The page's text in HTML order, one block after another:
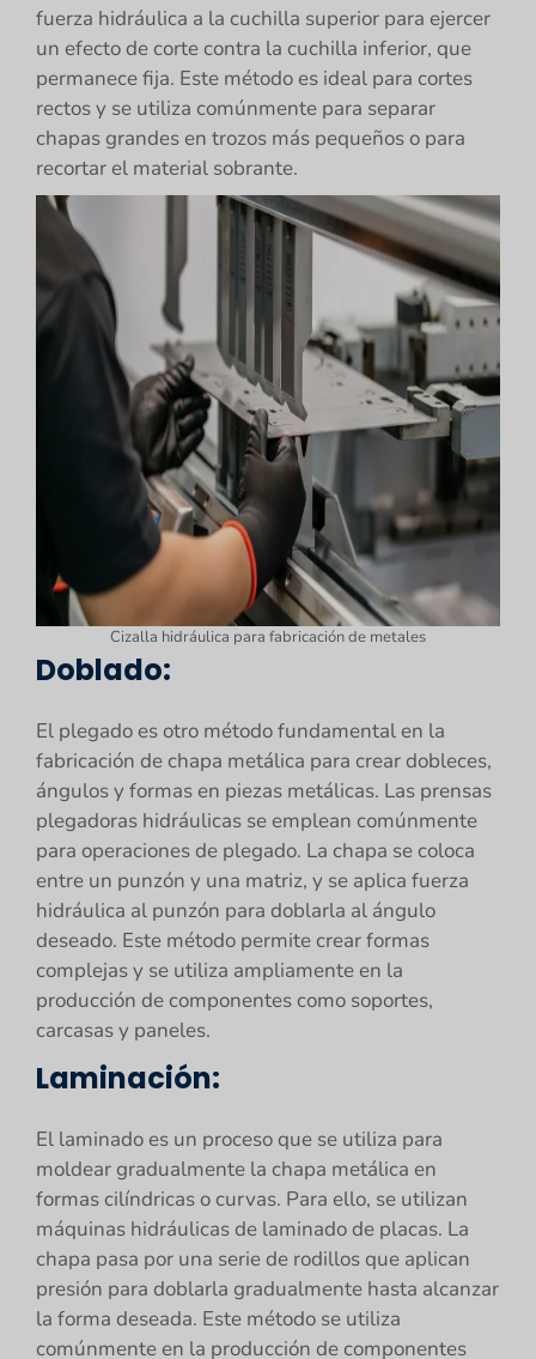
fuerza hidráulica a la cuchilla superior para ejercer
un efecto de corte contra la cuchilla inferior, que
permanece fija. Este método es ideal para cortes
rectos y se utiliza comúnmente para separar
chapas grandes en trozos más pequeños o para
recortar el material sobrante.
Cizalla hidráulica para fabricación de metales
Doblado:
El plegado es otro método fundamental en la
fabricación de chapa metálica para crear dobleces,
ángulos y formas en piezas metálicas. Las prensas
plegadoras hidráulicas se emplean comúnmente
para operaciones de plegado. La chapa se coloca
entre un punzón y una matriz, y se aplica fuerza
hidráulica al punzón para doblarla al ángulo
deseado. Este método permite crear formas
complejas y se utiliza ampliamente en la
producción de componentes como soportes,
carcasas y paneles.
Laminación:
El laminado es un proceso que se utiliza para
moldear gradualmente la chapa metálica en
formas cilíndricas o curvas. Para ello, se utilizan
máquinas hidráulicas de laminado de placas. La
chapa pasa por una serie de rodillos que aplican
presión para doblarla gradualmente hasta alcanzar
la forma deseada. Este método se utiliza
comúnmente en la producción de componentes